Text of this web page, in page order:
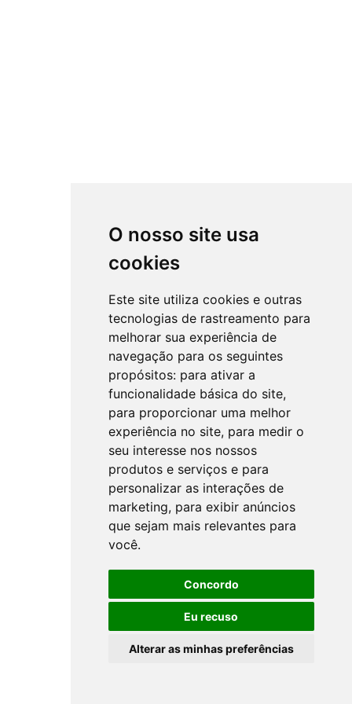
O nosso site usa
cookies
Este site utiliza cookies e outras
tecnologias de rastreamento para
melhorar sua experiência de
navegação para os seguintes
propósitos: para ativar a
funcionalidade básica do site,
para proporcionar uma melhor
experiência no site, para medir o
seu interesse nos nossos
produtos e serviços e para
personalizar as interações de
marketing, para exibir anúncios
que sejam mais relevantes para
você.
Concordo
Eu recuso
Alterar as minhas preferências